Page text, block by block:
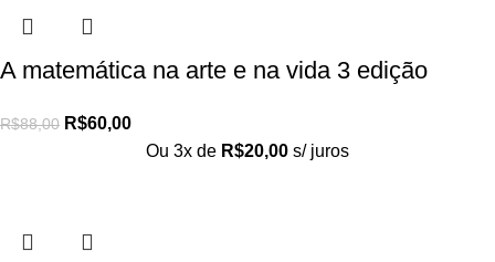
A matemática na arte e na vida 3 edição
R$88,00 R$60,00
Ou 3x de R$20,00 s/ juros